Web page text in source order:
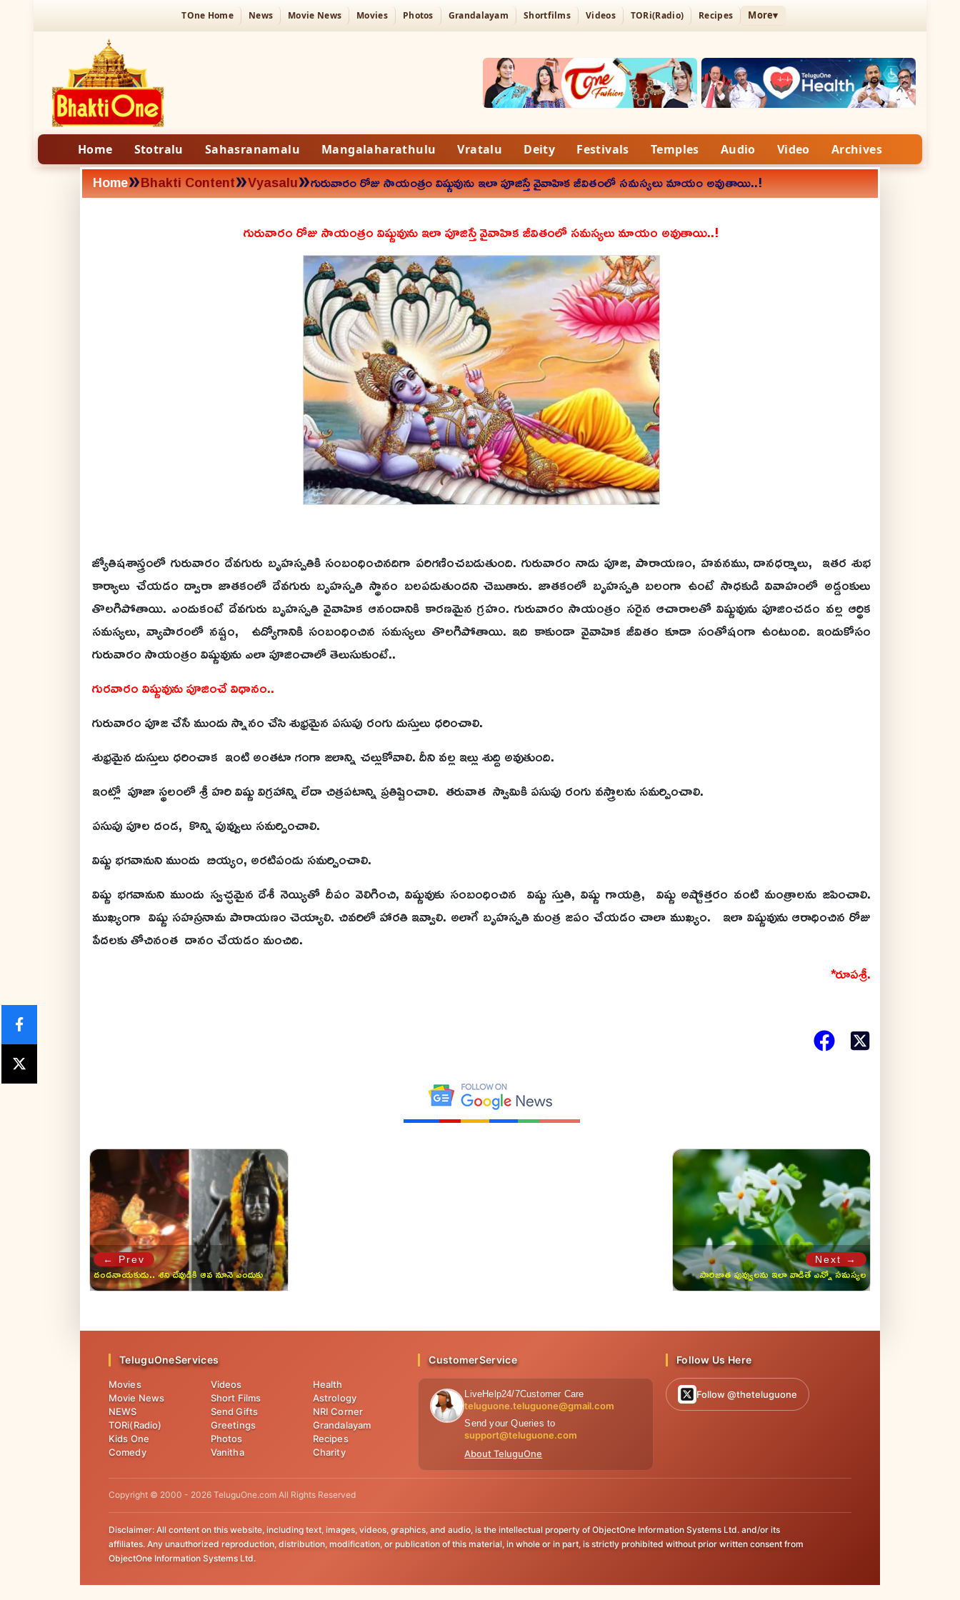
TOne Home News Movie News Movies Photos Grandalayam Shortfilms Videos TORi(Radio) Recipes More▾
Home Stotralu Sahasranamalu Mangalaharathulu Vratalu Deity Festivals Temples Audio Video Archives
Home»Bhakti Content»Vyasalu»గురువారం రోజు సాయంత్రం విష్ణువును ఇలా పూజిస్తే వైవాహిక జీవితంలో సమస్యలు మాయం అవుతాయి..!
గురువారం రోజు సాయంత్రం విష్ణువును ఇలా పూజిస్తే వైవాహిక జీవితంలో సమస్యలు మాయం అవుతాయి..!
జ్యోతిషశాస్త్రంలో గురువారం దేవగురు బృహస్పతికి సంబంధించినదిగా పరిగణించబడుతుంది. గురువారం నాడు పూజ, పారాయణం, హవనము, దానధర్మాలు, ఇతర శుభ
కార్యాలు చేయడం ద్వారా జాతకంలో దేవగురు బృహస్పతి స్థానం బలపడుతుందని చెబుతారు. జాతకంలో బృహస్పతి బలంగా ఉంటే సాధకుడి వివాహంలో అడ్డంకులు
తొలగిపోతాయి. ఎందుకంటే దేవగురు బృహస్పతి వైవాహిక ఆనందానికి కారణమైన గ్రహం. గురువారం సాయంత్రం సరైన ఆచారాలతో విష్ణువును పూజించడం వల్ల ఆర్థిక
సమస్యలు, వ్యాపారంలో నష్టం, ఉద్యోగానికి సంబంధించిన సమస్యలు తొలగిపోతాయి. ఇది కాకుండా వైవాహిక జీవితం కూడా సంతోషంగా ఉంటుంది. ఇందుకోసం
గురువారం సాయంత్రం విష్ణువును ఎలా పూజించాలో తెలుసుకుంటే..
గురవారం విష్ణువును పూజించే విధానం..
గురువారం పూజ చేసే ముందు స్నానం చేసి శుభ్రమైన పసుపు రంగు దుస్తులు ధరించాలి.
శుభ్రమైన దుస్తులు ధరించాక ఇంటి అంతటా గంగా జలాన్ని చల్లుకోవాలి. దీని వల్ల ఇల్లు శుద్ది అవుతుంది.
ఇంట్లో పూజా స్థలంలో శ్రీ హరి విష్ణు విగ్రహాన్ని లేదా చిత్రపటాన్ని ప్రతిష్టించాలి. తరువాత స్వామికి పసుపు రంగు వస్త్రాలను సమర్పించాలి.
పసుపు పూల దండ, కొన్ని పువ్వులు సమర్పించాలి.
విష్ణు భగవానుని ముందు బియ్యం, అరటిపండు సమర్పించాలి.
విష్ణు భగవానుని ముందు స్వచ్ఛమైన దేశీ నెయ్యితో దీపం వెలిగించి, విష్ణువుకు సంబంధించిన విష్ణు స్తుతి, విష్ణు గాయత్రి, విష్ణు అష్టోత్తరం వంటి మంత్రాలను జపించాలి.
ముఖ్యంగా విష్ణు సహస్రనామ పారాయణం చెయ్యాలి. చివరిలో హారతి ఇవ్వాలి. అలాగే బృహస్పతి మంత్ర జపం చేయడం చాలా ముఖ్యం. ఇలా విష్ణువును ఆరాధించిన రోజు
పేదలకు తోచినంత దానం చేయడం మంచిది.
*రూపశ్రీ.
← Prev
దండనాయకుడు.. శని దేవుడికి ఆవ నూనె ఎందుకు
సమర్పిస్తారంటే..!
Next →
పారిజాత పువ్వులను ఇలా వాడితే ఎన్నో సమస్యల
నుండి బయటపడవచ్చట..!
TeluguOneServices
Movies
Movie News
NEWS
TORi(Radio)
Kids One
Comedy
Videos
Short Films
Send Gifts
Greetings
Photos
Vanitha
Health
Astrology
NRI Corner
Grandalayam
Recipes
Charity
CustomerService
LiveHelp24/7Customer Care
teluguone.teluguone@gmail.com
Send your Queries to
support@teluguone.com
About TeluguOne
Follow Us Here
Follow @theteluguone
Copyright © 2000 - 2026 TeluguOne.com All Rights Reserved
Disclaimer: All content on this website, including text, images, videos, graphics, and audio, is the intellectual property of ObjectOne Information Systems Ltd. and/or its
affiliates. Any unauthorized reproduction, distribution, modification, or publication of this material, in whole or in part, is strictly prohibited without prior written consent from
ObjectOne Information Systems Ltd.